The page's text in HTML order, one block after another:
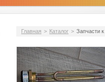
Главная > Каталог > Запчасти